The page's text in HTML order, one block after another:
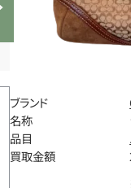
ブランド
名称
品目
買取金額